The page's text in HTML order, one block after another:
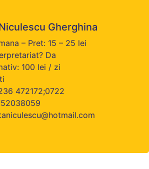
Gherghina
– Pret: 15 – 25 lei
Da
100 lei / zi
472172;0722